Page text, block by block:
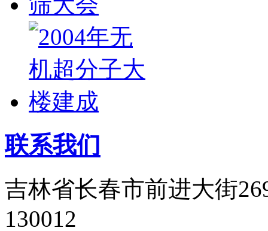
联系我们
吉林省长春市前进大街
130012